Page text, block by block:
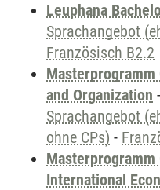
Leuphana
Sprachangebot
Französisch B2.2
and Organization -
Sprachangebot
ohne CPs) -
Masterprogramm
International